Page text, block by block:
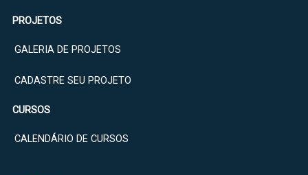
PROJETOS
GALERIA DE PROJETOS
CADASTRE SEU PROJETO
CURSOS
CALENDÁRIO DE CURSOS